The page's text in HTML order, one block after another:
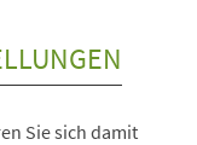
Sie sich damit